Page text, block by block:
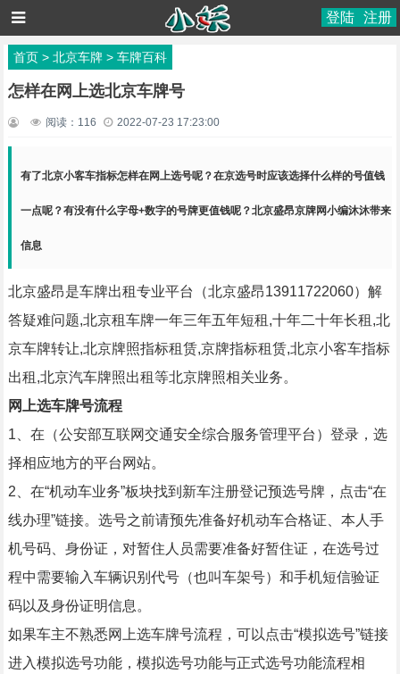
登陆 注册
首页> 北京车牌> 车牌百科
怎样在网上选北京车牌号
阅读： 116 2022-07-23 17:23:00
有了北京小客车指标怎样在网上选号呢？在京选号时应该选择什么样的号值钱
一点呢？有没有什么字母+数字的号牌更值钱呢？北京盛昂京牌网小编沐沐带来
信息
北京盛昂是车牌出租专业平台（北京盛昂13911722060）解
答疑难问题,北京租车牌一年三年五年短租,十年二十年长租,北
京车牌转让,北京牌照指标租赁,京牌指标租赁,北京小客车指标
出租,北京汽车牌照出租等北京牌照相关业务。
网上选车牌号流程
1、在（公安部互联网交通安全综合服务管理平台）登录，选
择相应地方的平台网站。
2、在“机动车业务”板块找到新车注册登记预选号牌，点击“在
线办理”链接。选号之前请预先准备好机动车合格证、本人手
机号码、身份证，对暂住人员需要准备好暂住证，在选号过
程中需要输入车辆识别代号（也叫车架号）和手机短信验证
码以及身份证明信息。
如果车主不熟悉网上选车牌号流程，可以点击“模拟选号”链接
进入模拟选号功能，模拟选号功能与正式选号功能流程相